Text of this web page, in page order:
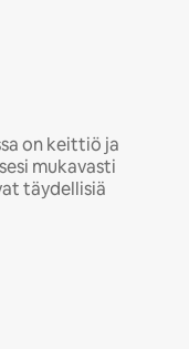
on keittiö ja
mukavasti
täydellisiä